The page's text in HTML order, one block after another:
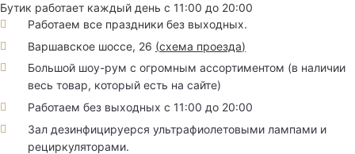
Бутик работает каждый день с 11:00 до 20:00
Работаем все праздники без выходных.
Варшавское шоссе, 26 (схема проезда)
Большой шоу-рум с огромным ассортиментом (в наличии
весь товар, который есть на сайте)
Работаем без выходных с 11:00 до 20:00
Зал дезинфицируерся ультрафиолетовыми лампами и
рециркуляторами.